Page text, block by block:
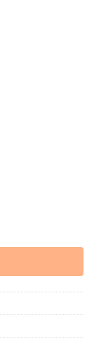
ποσότητα